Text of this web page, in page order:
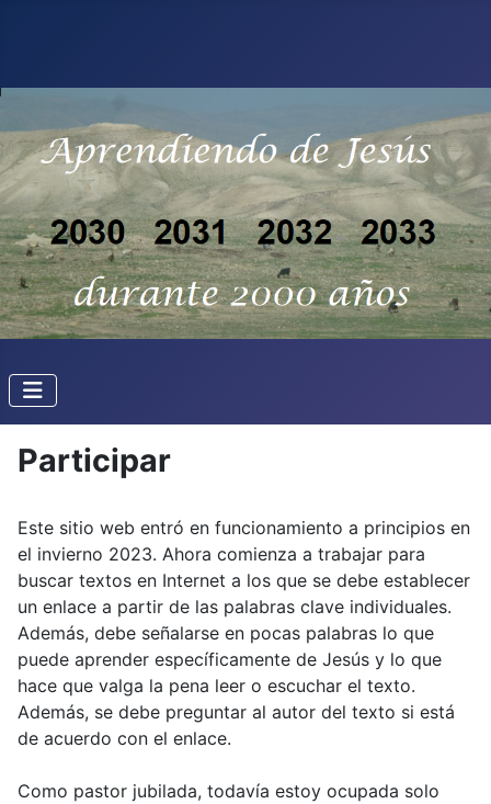
Participar
Este sitio web entró en funcionamiento a principios en
el invierno 2023. Ahora comienza a trabajar para
buscar textos en Internet a los que se debe establecer
un enlace a partir de las palabras clave individuales.
Además, debe señalarse en pocas palabras lo que
puede aprender específicamente de Jesús y lo que
hace que valga la pena leer o escuchar el texto.
Además, se debe preguntar al autor del texto si está
de acuerdo con el enlace.
Como pastor jubilada, todavía estoy ocupada solo